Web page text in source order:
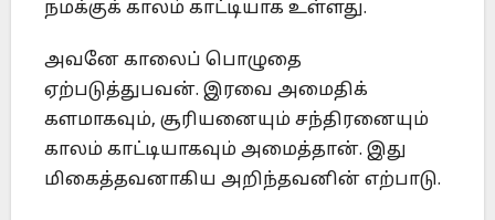
நமக்குக் காலம் காட்டியாக உள்ளது.
அவனே காலைப் பொழுதை
ஏற்படுத்துபவன். இரவை அமைதிக்
களமாகவும், சூரியனையும் சந்திரனையும்
காலம் காட்டியாகவும் அமைத்தான். இது
மிகைத்தவனாகிய அறிந்தவனின் எற்பாடு.